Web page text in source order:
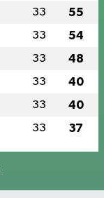
33 55
33 54
33 48
33 40
33 40
33 37